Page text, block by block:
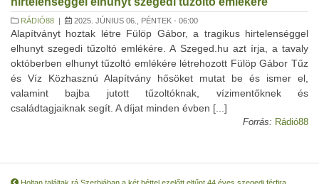
RÁDIÓ88 | 2025. JÚNIUS 06., PÉNTEK - 06:00
Alapítványt hoztak létre Fülöp Gábor, a tragikus hirtelenséggel
elhunyt szegedi tűzoltó emlékére. A Szeged.hu azt írja, a tavaly
októberben elhunyt tűzoltó emlékére létrehozott Fülöp Gábor Tűz
és Víz Közhasznú Alapítvány hősöket mutat be és ismer el,
valamint bajba jutott tűzoltóknak, vízimentőknek és
családtagjaiknak segít. A díjat minden évben [...]
Forrás: Rádió88